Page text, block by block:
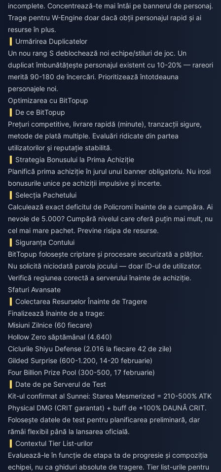
incomplete. Concentrează-te mai întâi pe bannerul de personaj.
Trage pentru W-Engine doar dacă obții personajul rapid și ai
resurse în plus.
Urmărirea Duplicatelor
Un nou rang S deblochează noi echipe/stiluri de joc. Un
duplicat îmbunătățește personajul existent cu 10-20% — rareori
merită 90-180 de încercări. Prioritizează întotdeauna
personajele noi.
Optimizarea cu BitTopup
De ce BitTopup
Prețuri competitive, livrare rapidă (minute), tranzacții sigure,
metode de plată multiple. Evaluări ridicate din partea
utilizatorilor și reputație stabilită.
Strategia Bonusului la Prima Achiziție
Planifică prima achiziție în jurul unui banner obligatoriu. Nu irosi
bonusurile unice pe achiziții impulsive și incerte.
Selecția Pachetului
Calculează exact deficitul de Policromi înainte de a cumpăra. Ai
nevoie de 5.000? Cumpără nivelul care oferă puțin mai mult, nu
cel mai mare pachet. Previne risipa de resurse.
Siguranța Contului
BitTopup folosește criptare și procesare securizată a plăților.
Nu solicită niciodată parola jocului — doar ID-ul de utilizator.
Verifică regiunea corectă a serverului înainte de achiziție.
Sfaturi Avansate
Colectarea Resurselor Înainte de Tragere
Finalizează înainte de a trage:
Misiuni Zilnice (60 fiecare)
Hollow Zero săptămânal (4.640)
Ciclurile Shiyu Defense (2.016 la fiecare 42 de zile)
Gilded Surprise (600-1.200, 14-20 februarie)
Four Billion Prize Pool (300-500, 17 februarie)
Date de pe Serverul de Test
Kit-ul confirmat al Sunnei: Starea Mesmerized = 210-500% ATK
Physical DMG (CRIT garantat) + buff de +100% DAUNĂ CRIT.
Folosește datele de test pentru planificarea preliminară, dar
rămâi flexibil până la lansarea oficială.
Contextul Tier List-urilor
Evaluează-le în funcție de etapa ta de progresie și compoziția
echipei, nu ca ghiduri absolute de tragere. Tier list-urile pentru